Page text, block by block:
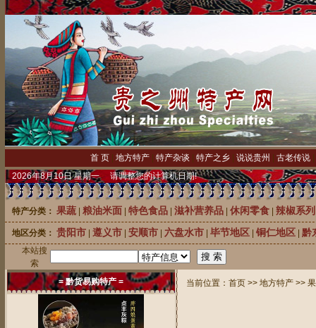
首 页 地方特产 特产杂谈 特产之乡 说说贵州 古老传说
2026年8月10日 星期一 请调整您的计算机日期!
特产分类： 果蔬 粮油米面 特色食品 滋补营养品 休闲零食 辣椒系列
地区分类： 贵阳市 遵义市 安顺市 六盘水市 毕节地区 铜仁地区 黔
本站搜
索
= 黔货易购特产 =
当前位置： 首页 >> 地方特产 >>